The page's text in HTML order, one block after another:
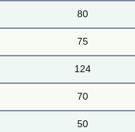
80
75
124
70
50